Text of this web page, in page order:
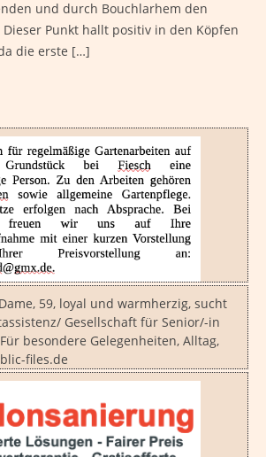
und durch Bouchlarhem den
Punkt hallt positiv in den Köpfen
die erste […]
59, loyal und warmherzig, sucht
Gesellschaft für Senior/-in
besondere Gelegenheiten, Alltag,
files.de